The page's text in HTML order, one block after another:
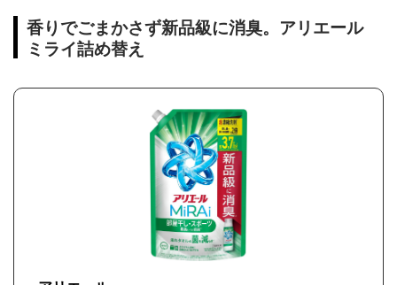
香りでごまかさず新品級に消臭。アリエール
ミライ詰め替え